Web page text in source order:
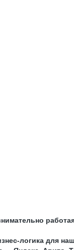
логика для